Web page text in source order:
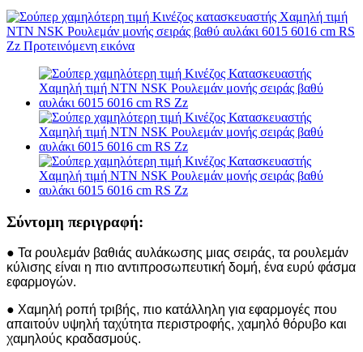
Σύντομη περιγραφή:
● Τα ρουλεμάν βαθιάς αυλάκωσης μιας σειράς, τα ρουλεμάν
κύλισης είναι η πιο αντιπροσωπευτική δομή, ένα ευρύ φάσμα
εφαρμογών.
● Χαμηλή ροπή τριβής, πιο κατάλληλη για εφαρμογές που
απαιτούν υψηλή ταχύτητα περιστροφής, χαμηλό θόρυβο και
χαμηλούς κραδασμούς.